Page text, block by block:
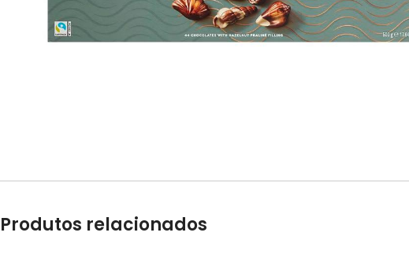
Produtos relacionados